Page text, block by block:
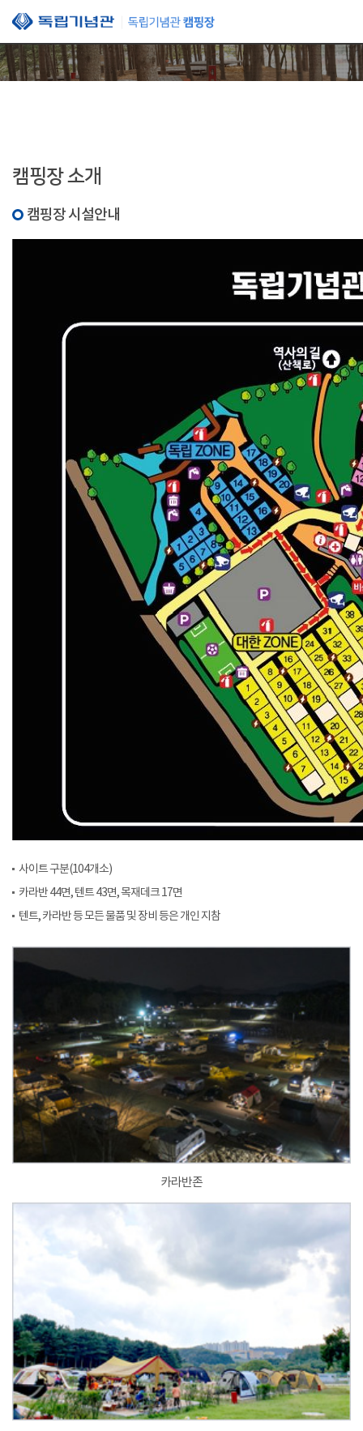
본문 바로가기
캠핑장 소개
캠핑장 시설안내
사이트 구분(104개소)
카라반 44면, 텐트 43면, 목재데크 17면
텐트, 카라반 등 모든 물품 및 장비 등은 개인 지참
카라반존